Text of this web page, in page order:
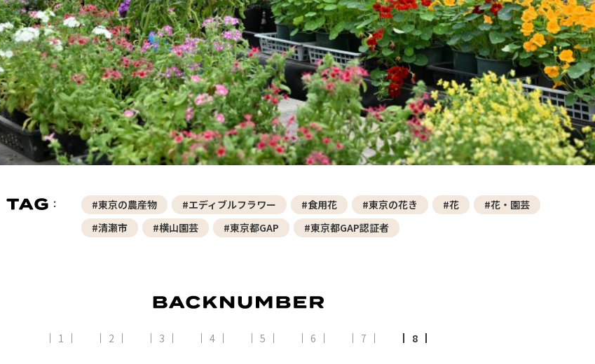
─ 水産業
─ ライブラリー
子供向け学習コンテンツ
─ MOGUHAPI モグハピ！
─ 緒方湊の「食育クイズ」
─ 「畜産クイズ」
─ 農林水産業をみんなで学ぼう！
#東京の農産物 #エディブルフラワー #食用花 #東京の花き #花
#花・園芸
#清瀬市
#横山園芸 #東京都GAP #東京都GAP認証者
1 2 3 4 5 6 7 8